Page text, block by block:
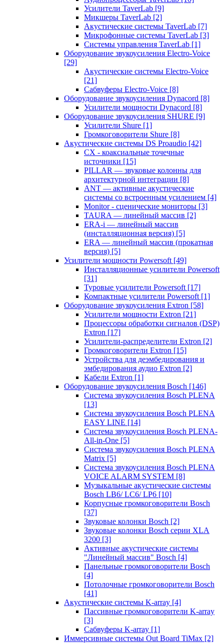
Усилители TaverLab [9]
Микшеры TaverLab [2]
Акустические системы TaverLab [7]
Микрофонные системы TaverLab [3]
Системы управления TaverLab [1]
Оборудование звукоусиления Electro-Voice
[29]
Акустические системы Electro-Voice
[21]
Сабвуферы Electro-Voice [8]
Оборудование звукоусиления Dynacord [8]
Усилители мощности Dynacord [8]
Оборудование звукоусиления SHURE [9]
Усилители Shure [1]
Громкоговорители Shure [8]
Акустические системы DS Proaudio [42]
CX - коаксиальные точечные
источники [15]
PILLAR — звуковые колонны для
архитектурной интеграции [8]
ANT — активные акустические
системы со встроенным усилением [4]
Monitor - сценические мониторы [3]
TAURA — линейный массив [2]
ERA-i — линейный массив
(инсталляционная версия) [5]
ERA — линейный массив (прокатная
версия) [5]
Усилители мощности Powersoft [49]
Инсталляционные усилители Powersoft
[31]
Туровые усилители Powersoft [17]
Компактные усилители Powersoft [1]
Оборудование звукоусиления Extron [58]
Усилители мощности Extron [21]
Процессоры обработки сигналов (DSP)
Extron [17]
Усилители-распределители Extron [2]
Громкоговорители Extron [15]
Устройства для деэмбедирования и
эмбедирования аудио Extron [2]
Кабели Extron [1]
Оборудование звукоусиления Bosch [146]
Система звукоусиления Bosch PLENA
[13]
Система звукоусиления Bosch PLENA
EASY LINE [14]
Система звукоусиления Bosch PLENA-
All-in-One [5]
Система звукоусиления Bosch PLENA
Matrix [5]
Система звукоусиления Bosch PLENA
VOICE ALARM SYSTEM [8]
Музыкальные акустические системы
Bosch LB6/ LC6/ LP6 [10]
Корпусные громкоговорители Bosch
[37]
Звуковые колонки Bosch [2]
Звуковые колонки Bosch серии XLA
3200 [3]
Активные акустические системы
"Линейный массив" Bosch [4]
Панельные громкоговорители Bosch
[4]
Потолочные громкоговорители Bosch
[41]
Акустические системы K-array [4]
Пассивные громкоговорители K-array
[3]
Сабвуферы K-array [1]
Иммерсивные системы Out Board TiMax [2]